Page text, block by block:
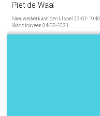
Piet de Waal
Nieuwerkerk aan den IJssel 23-02-1940
Waddinxveen 04-08-2021